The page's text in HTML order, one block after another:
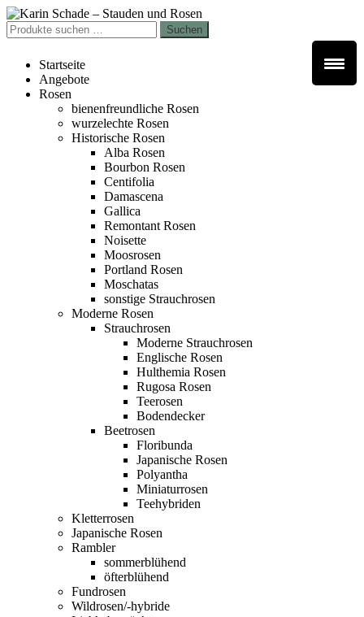
Zur
Navigation
springen
Zum
Inhalt
springen
Suchen
nach:
Suchen
Startseite
Angebote
Rosen
bienenfreundliche Rosen
wurzelechte Rosen
Historische Rosen
Alba Rosen
Bourbon Rosen
Centifolia
Damascena
Gallica
Remontant Rosen
Noisette
Moosrosen
Portland Rosen
Moschatas
sonstige Strauchrosen
Moderne Rosen
Strauchrosen
Moderne Strauchrosen
Englische Rosen
Hulthemia Rosen
Rugosa Rosen
Teerosen
Bodendecker
Beetrosen
Floribunda
Japanische Rosen
Polyantha
Miniaturrosen
Teehybriden
Kletterrosen
Japanische Rosen
Rambler
sommerblühend
öfterblühend
Fundrosen
Wildrosen/-hybride